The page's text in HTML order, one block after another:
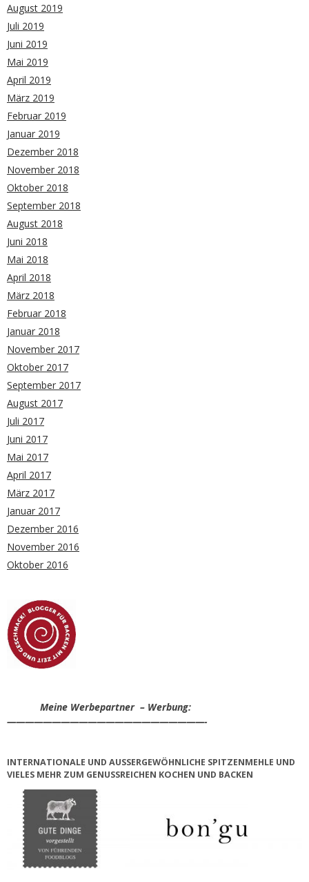
August 2019
Juli 2019
Juni 2019
Mai 2019
April 2019
März 2019
Februar 2019
Januar 2019
Dezember 2018
November 2018
Oktober 2018
September 2018
August 2018
Juni 2018
Mai 2018
April 2018
März 2018
Februar 2018
Januar 2018
November 2017
Oktober 2017
September 2017
August 2017
Juli 2017
Juni 2017
Mai 2017
April 2017
März 2017
Januar 2017
Dezember 2016
November 2016
Oktober 2016
Meine Werbepartner – Werbung:
——————————————————————-
INTERNATIONALE UND AUSSERGEWÖHNLICHE SPITZENMEHLE UND V
IELES MEHR ZUM GENUSSREICHEN KOCHEN UND BACKEN